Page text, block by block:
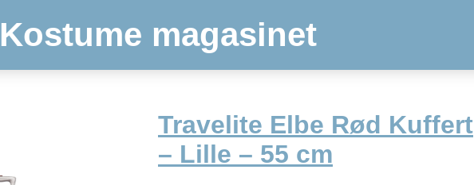
Kostume magasinet
Travelite Elbe Rød Kuffert
– Lille – 55 cm